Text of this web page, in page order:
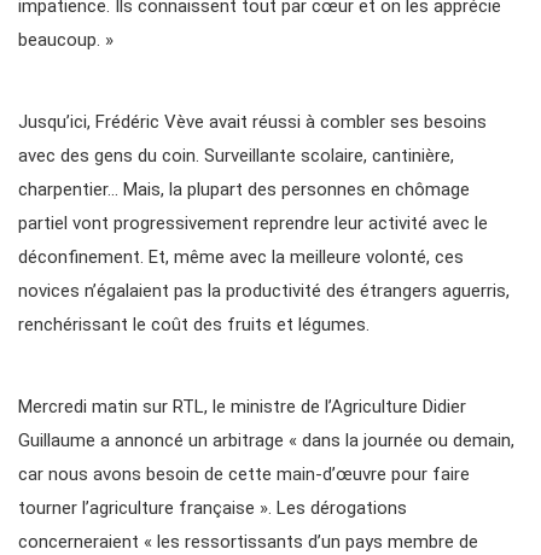
impatience. Ils connaissent tout par cœur et on les apprécie
beaucoup. »
Jusqu’ici, Frédéric Vève avait réussi à combler ses besoins
avec des gens du coin. Surveillante scolaire, cantinière,
charpentier… Mais, la plupart des personnes en chômage
partiel vont progressivement reprendre leur activité avec le
déconfinement. Et, même avec la meilleure volonté, ces
novices n’égalaient pas la productivité des étrangers aguerris,
renchérissant le coût des fruits et légumes.
Mercredi matin sur RTL, le ministre de l’Agriculture Didier
Guillaume a annoncé un arbitrage « dans la journée ou demain,
car nous avons besoin de cette main-d’œuvre pour faire
tourner l’agriculture française ». Les dérogations
concerneraient « les ressortissants d’un pays membre de